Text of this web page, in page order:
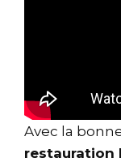
Avec la
restauration